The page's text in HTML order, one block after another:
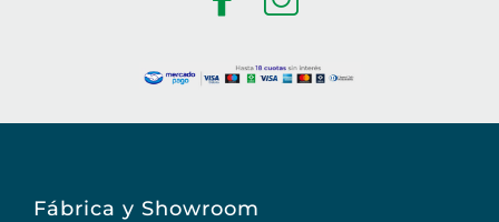
Fábrica y Showroom